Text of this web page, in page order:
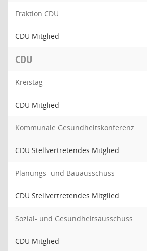
Fraktion CDU
CDU Mitglied
CDU
Kreistag
CDU Mitglied
Kommunale Gesundheitskonferenz
CDU Stellvertretendes Mitglied
Planungs- und Bauausschuss
CDU Stellvertretendes Mitglied
Sozial- und Gesundheitsausschuss
CDU Mitglied